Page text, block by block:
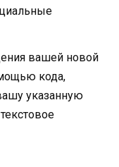
вашей новой
кода,
указанную